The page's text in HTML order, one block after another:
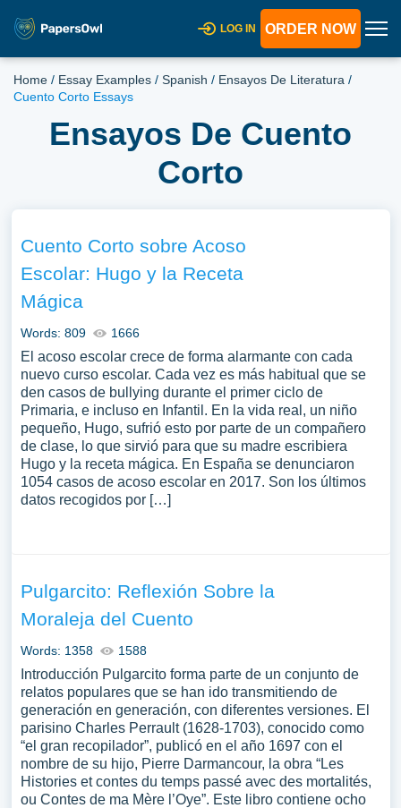
LOG IN ORDER NOW
Home / Essay Examples / Spanish / Ensayos De Literatura /
Cuento Corto Essays
Ensayos De Cuento
Corto
Cuento Corto sobre Acoso
Escolar: Hugo y la Receta
Mágica
Words: 809 1666
El acoso escolar crece de forma alarmante con cada
nuevo curso escolar. Cada vez es más habitual que se
den casos de bullying durante el primer ciclo de
Primaria, e incluso en Infantil. En la vida real, un niño
pequeño, Hugo, sufrió esto por parte de un compañero
de clase, lo que sirvió para que su madre escribiera
Hugo y la receta mágica. En España se denunciaron
1054 casos de acoso escolar en 2017. Son los últimos
datos recogidos por […]
Pulgarcito: Reflexión Sobre la
Moraleja del Cuento
Words: 1358 1588
Introducción Pulgarcito forma parte de un conjunto de
relatos populares que se han ido transmitiendo de
generación en generación, con diferentes versiones. El
parisino Charles Perrault (1628-1703), conocido como
“el gran recopilador”, publicó en el año 1697 con el
nombre de su hijo, Pierre Darmancour, la obra “Les
Histories et contes du temps passé avec des mortalités,
ou Contes de ma Mère l’Oye”. Este libro contiene ocho